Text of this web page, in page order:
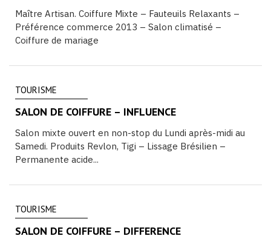
Maître Artisan. Coiffure Mixte – Fauteuils Relaxants –
Préférence commerce 2013 – Salon climatisé –
Coiffure de mariage
TOURISME
SALON DE COIFFURE – INFLUENCE
Salon mixte ouvert en non-stop du Lundi après-midi au
Samedi. Produits Revlon, Tigi – Lissage Brésilien –
Permanente acide...
TOURISME
SALON DE COIFFURE – DIFFERENCE